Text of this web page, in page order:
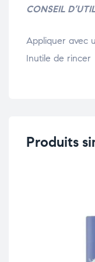
CONSEIL
Appliquer avec
Inutile de rincer
Produits